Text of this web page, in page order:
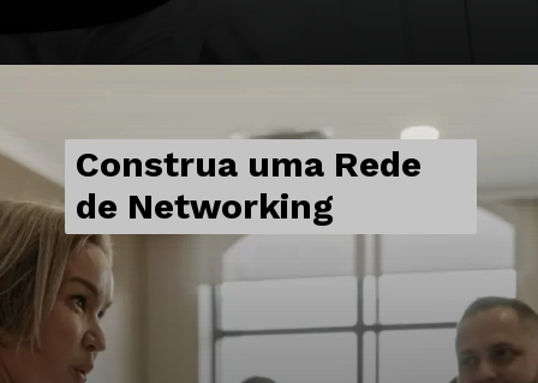
Construa uma Rede
de Networking